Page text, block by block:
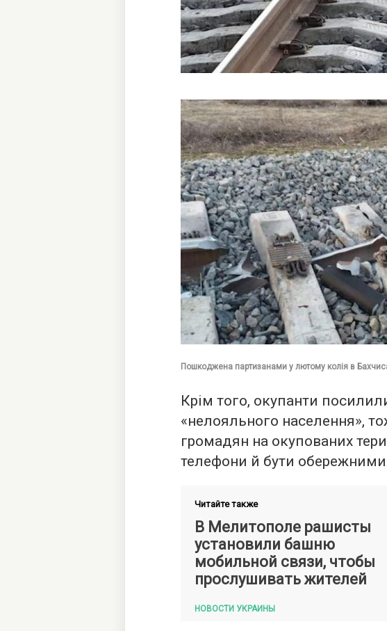
Пошкоджена партизанами у лютому колія в
Крім того, окупанти
«нелояльного населення»,
громадян на окупованих
телефони й бути
Читайте также
В Мелитополе рашисты
установили башню
мобильной связи, чтобы
прослушивать жителей
НОВОСТИ УКРАИНЫ